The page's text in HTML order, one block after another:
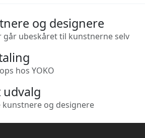
og designere
ubeskåret til kunstnerne selv
hos YOKO
kunstnere og designere